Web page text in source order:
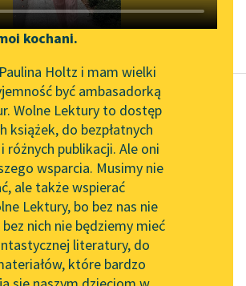
Zgłoś brak utworu
Narzędzia
Mapa Wolnych Lektur
Leśmianator
Przewodnik dla piszących i
czytających
API
OAI-PMH
kochani.
Holtz i mam wielki
być ambasadorką
Wolne Lektury to dostęp
książek, do bezpłatnych
różnych publikacji. Ale oni
wsparcia. Musimy nie
ale także wspierać
Lektury, bo bez nas nie
nich nie będziemy mieć
literatury, do
które bardzo
Jan Lemański
Polonez
W folijałach, w
księgach szpera,
W ascetyzmach ślęczy;
kiśnie,
A tymczasem czas mu